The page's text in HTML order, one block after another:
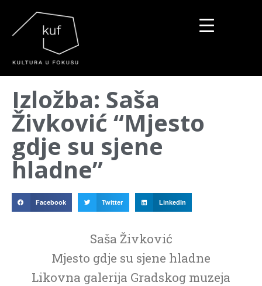
Izložba: Saša
Živković “Mjesto
gdje su sjene
hladne”
Facebook Twitter LinkedIn
Saša Živković
Mjesto gdje su sjene hladne
Likovna galerija Gradskog muzeja
▼
▼